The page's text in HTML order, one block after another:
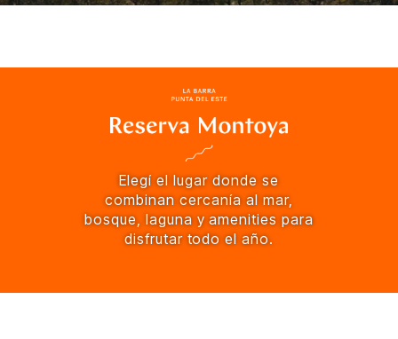
Elegí el lugar donde se
combinan cercanía al mar,
bosque, laguna y amenities para
disfrutar todo el año.